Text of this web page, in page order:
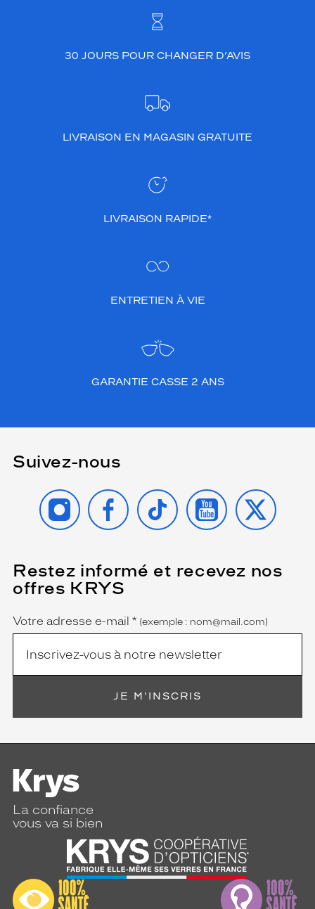
30 JOURS POUR CHANGER D’AVIS
LIVRAISON EN MAGASIN GRATUITE
LIVRAISON RAPIDE*
ENTRETIEN À VIE
GARANTIE CASSE 2 ANS
Suivez-nous
INSTAGRAMFACEBOOK
TIKTOK YOUTUBE
X
Restez informé et recevez nos
offres KRYS
Name
Votre adresse e-mail *
(Ce
champ
est
obligatoire)
(exemple : nom@mail.com)
JE M'INSCRIS
La confiance
vous va si bien